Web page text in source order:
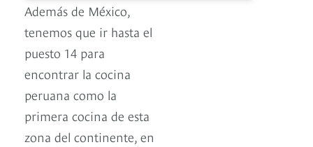
Además de México,
tenemos que ir hasta el
puesto 14 para
encontrar la cocina
peruana como la
primera cocina de esta
zona del continente, en